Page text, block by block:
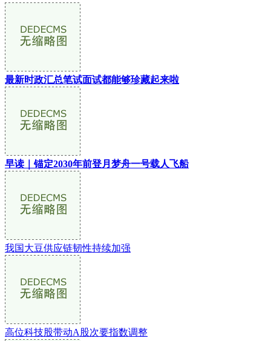
最新时政汇总笔试面试都能够珍藏起来啦
早读｜锚定2030年前登月梦舟一号载人飞船
我国大豆供应链韧性持续加强
高位科技股带动A股次要指数调整